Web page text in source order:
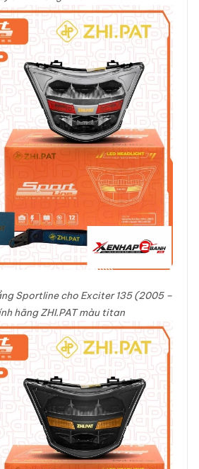
Sportline cho Exciter 135 (2005 –
hãng ZHI.PAT màu titan